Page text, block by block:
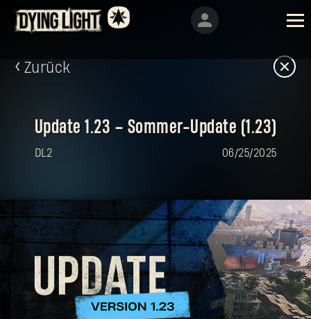
Zurück
Update 1.23 – Sommer-Update (1.23)
DL2 06/25/2025